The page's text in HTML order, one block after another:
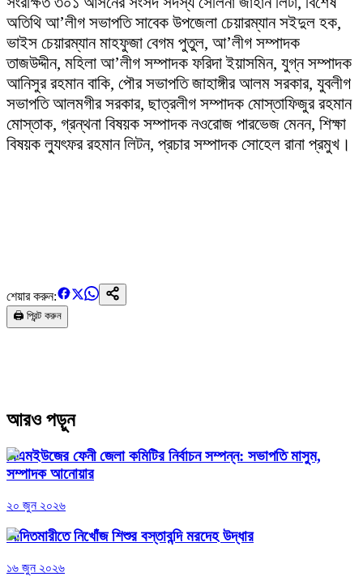
অতিথি আ’লীগ সভাপতি সাবেক উপজেলা চেয়ারম্যান সইদুল হক,
ভাইস চেয়ারম্যান মাহফুজা বেগম পুতুল, আ’লীগ সম্পাদক
তাজউদ্দীন, মহিলা আ’লীগ সম্পাদক ফরিদা ইয়াসমিন, যুগ্ন সম্পাদক
আনিসুর রহমান বাকি, পৌর সভাপতি জাহাঙ্গীর আলম সরকার, যুবলীগ
সভাপতি আলমগীর সরকার, ছাত্রলীগ সম্পাদক মোস্তাফিজুর রহমান
মোস্তাক, গ্রন্থনা বিষয়ক সম্পাদক নওরোজ পারভেজ মেনন, শিক্ষা
বিষয়ক ল্যুৎফর রহমান লিটন, প্রচার সম্পাদক সোহেল রানা প্রমুখ।
শেয়ার করুন:
🖨️ প্রিন্ট করুন
আরও পড়ুন
বিএমইউজের ফেনী জেলা কমিটির নির্বাচন সম্পন্ন: সভাপতি মাসুম,
সম্পাদক আনোয়ার
২০ জুন ২০২৬
আদিতমারীতে নিখোঁজ শিশুর বস্তাবন্দি মরদেহ উদ্ধার
১৬ জুন ২০২৬